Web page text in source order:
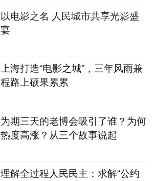
以电影之名 人民城市共享光影盛
宴
上海打造“电影之城”，三年风雨兼
程路上硕果累累
为期三天的老博会吸引了谁？为何
热度高涨？从三个故事说起
理解全过程人民民主：求解“公约